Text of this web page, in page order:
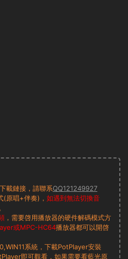
載鏈接，請聯系QQ121249927
(原唱+伴奏)， 如遇到無法切換音
，需要啓用播放器的硬件解碼模式方
或MPC-HC64播放器都可以開啓
系統，下載PotPlayer安裝
即可觀看，如果需要看藍光原